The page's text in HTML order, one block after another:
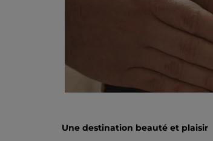
Une destination beauté et plaisir